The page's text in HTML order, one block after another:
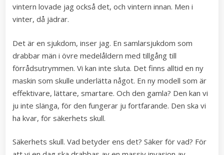
vintern lovade jag också det, och vintern innan. Men i
vinter, då jädrar.
Det är en sjukdom, inser jag. En samlarsjukdom som
drabbar män i övre medelåldern med tillgång till
förrådsutrymmen. Vi kan inte sluta. Det finns alltid en ny
maskin som skulle underlätta något. En ny modell som är
effektivare, lättare, smartare. Och den gamla? Den kan vi
ju inte slänga, för den fungerar ju fortfarande. Den ska vi
ha kvar, för säkerhets skull.
Säkerhets skull. Vad betyder ens det? Säker för vad? För